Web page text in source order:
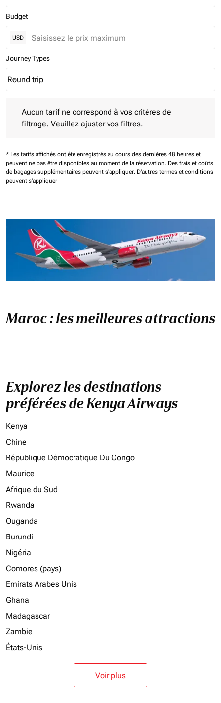
Budget
USD
Journey Types
Journey Types option Round trip Selected
Round trip
keyboard_arrow_down
Aucun tarif ne correspond à vos critères de
filtrage. Veuillez ajuster vos filtres.
* Les tarifs affichés ont été enregistrés au cours des dernières 48 heures et
peuvent ne pas être disponibles au moment de la réservation. Des frais et coûts
de bagages supplémentaires peuvent s'appliquer. D'autres termes et conditions
peuvent s'appliquer
Maroc : les meilleures attractions
Explorez les destinations
préférées de Kenya Airways
Kenya
Chine
République Démocratique Du Congo
Maurice
Afrique du Sud
Rwanda
Ouganda
Burundi
Nigéria
Comores (pays)
Emirats Arabes Unis
Ghana
Madagascar
Zambie
États-Unis
Voir plus